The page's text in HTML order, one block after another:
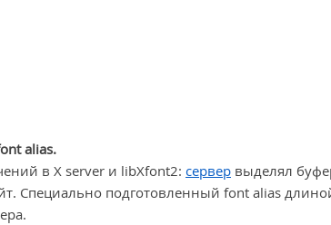
alias.
в X server и libXfont2: сервер выделял
Специально подготовленный font alias